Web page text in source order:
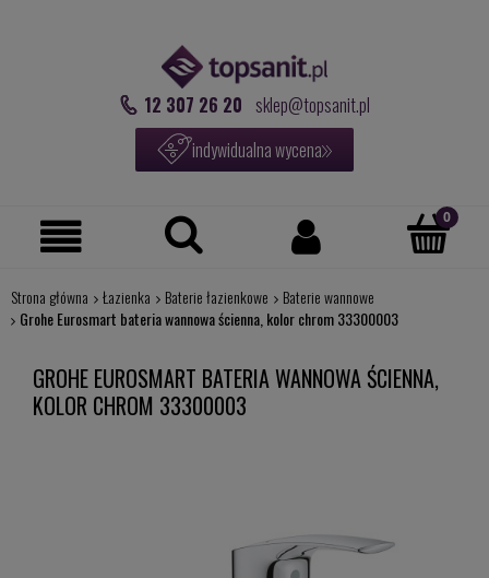
12 307 26 20 sklep@topsanit.pl
indywidualna wycena
Strona główna Łazienka Baterie łazienkowe
Baterie wannowe
Grohe Eurosmart bateria wannowa ścienna, kolor chrom 33300003
GROHE EUROSMART BATERIA WANNOWA ŚCIENNA,
KOLOR CHROM 33300003